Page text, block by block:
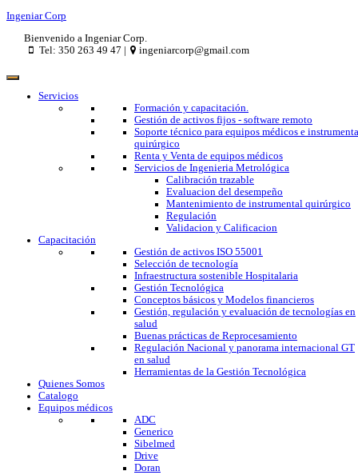
Ingeniar Corp
Bienvenido a Ingeniar Corp.
Tel: 350 263 49 47 |
ingeniarcorp@gmail.com
Servicios
Formación y capacitación.
Gestión de activos fijos - software remoto
Soporte técnico para equipos médicos e
quirúrgico
Renta y Venta de equipos médicos
Servicios de Ingenieria Metrológica
Calibración trazable
Evaluacion del desempeño
Mantenimiento de instrumental quirúrgico
Regulación
Validacion y Calificacion
Capacitación
Gestión de activos ISO 55001
Selección de tecnología
Infraestructura sostenible Hospitalaria
Gestión Tecnológica
Conceptos básicos y Modelos financieros
Gestión, regulación y evaluación de tecnologías en
salud
Buenas prácticas de Reprocesamiento
Regulación Nacional y panorama internacional GT
en salud
Herramientas de la Gestión Tecnológica
Quienes Somos
Catalogo
Equipos médicos
ADC
Generico
Sibelmed
Drive
Doran